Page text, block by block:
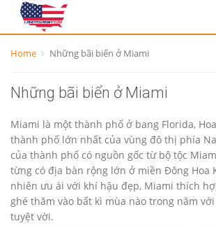
Home Những bãi biển ở Miami
Những bãi biển ở Miami
Miami là một thành phố ở bang Florida,
thành phố lớn nhất của vùng đô thị phía
của thành phố có nguồn gốc từ bộ tộc
từng có địa bàn rộng lớn ở miền Đông Hoa
nhiên ưu ái với khí hậu đẹp, Miami thích
ghé thăm vào bất kì mùa nào trong năm
tuyệt vời.